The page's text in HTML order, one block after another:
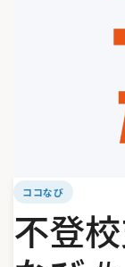
ココなび
不登